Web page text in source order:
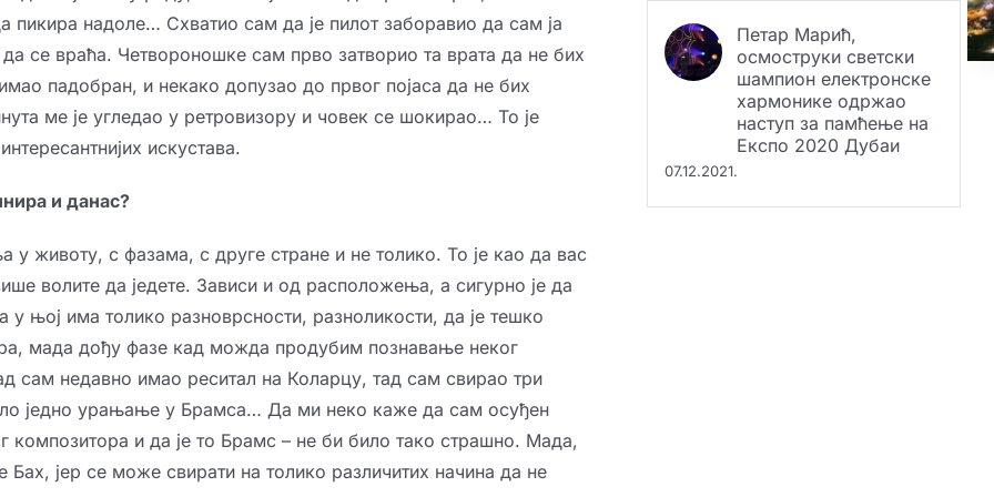
пикира надоле… Схватио сам да је пилот заборавио да сам ја
се враћа. Четвороношке сам прво затворио та врата да не бих
падобран, и некако допузао до првог појаса да не бих
ме је угледао у ретровизору и човек се шокирао… То је
искустава.
и данас?
у животу, с фазама, с друге стране и не толико. То је као да вас
волите да једете. Зависи и од расположења, а сигурно је да
у њој има толико разноврсности, разноликости, да је тешко
мада дођу фазе кад можда продубим познавање неког
сам недавно имао реситал на Коларцу, тад сам свирао три
једно урањање у Брамса… Да ми неко каже да сам осуђен
композитора и да је то Брамс – не би било тако страшно. Мада,
Бах, јер се може свирати на толико различитих начина да не
осмоструки светски
шампион електронске
хармонике одржао
наступ за памћење на
Експо 2020 Дубаи
07.12.2021.